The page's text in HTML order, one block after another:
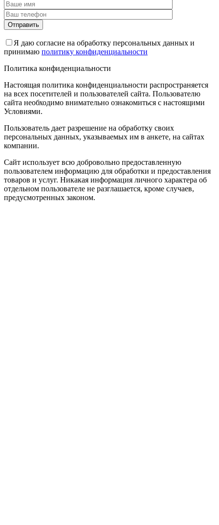
Я даю согласие на обработку персональных данных и
принимаю политику конфиденциальности
Политика конфиденциальности
Настоящая политика конфиденциальности распространяется
на всех посетителей и пользователей сайта. Пользователю
сайта необходимо внимательно ознакомиться с настоящими
Условиями.
Пользователь дает разрешение на обработку своих
персональных данных, указываемых им в анкете, на сайтах
компании.
Сайт использует всю добровольно предоставленную
пользователем информацию для обработки и предоставления
товаров и услуг. Никакая информация личного характера об
отдельном пользователе не разглашается, кроме случаев,
предусмотренных законом.